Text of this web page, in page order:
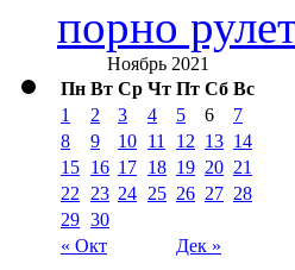
порно
Ноябрь 2021
Пн Вт Ср Чт Пт Сб Вс
« Окт Дек »
1 2 3 4 5 6
7
8
9 10 11 12 13 14
15 16 17 18 19 20 21
22
23 24 25 26 27 28
29 30